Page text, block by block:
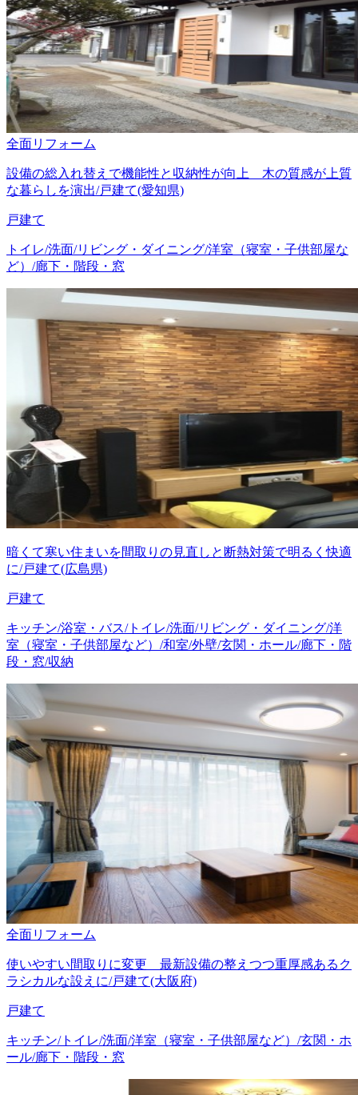
全面リフォーム
設備の総入れ替えで機能性と収納性が向上 木の質感が上質
な暮らしを演出/戸建て(愛知県)
戸建て
トイレ/洗面/リビング・ダイニング/洋室（寝室・子供部屋な
ど）/廊下・階段・窓
暗くて寒い住まいを間取りの見直しと断熱対策で明るく快適
に/戸建て(広島県)
戸建て
キッチン/浴室・バス/トイレ/洗面/リビング・ダイニング/洋
室（寝室・子供部屋など）/和室/外壁/玄関・ホール/廊下・階
段・窓/収納
全面リフォーム
使いやすい間取りに変更 最新設備の整えつつ重厚感あるク
ラシカルな設えに/戸建て(大阪府)
戸建て
キッチン/トイレ/洗面/洋室（寝室・子供部屋など）/玄関・ホ
ール/廊下・階段・窓